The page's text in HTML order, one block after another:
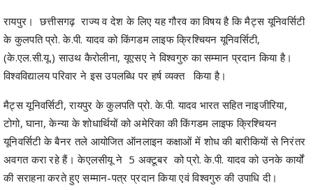
रायपुर। छत्तीसगढ़ राज्य व देश के लिए यह गौरव का विषय है कि मैट्स यूनिवर्सिटी
के कुलपति प्रो. के.पी. यादव को किंगडम लाइफ क्रिश्चियन यूनिवर्सिटी,
(के.एल.सी.यू.) साउथ कैरोलीना, यूएसए ने विश्वगुरु का सम्मान प्रदान किया है।
विश्वविद्यालय परिवार ने इस उपलब्धि पर हर्ष व्यक्त किया है।
मैट्स यूनिवर्सिटी, रायपुर के कुलपति प्रो. के.पी. यादव भारत सहित नाइजीरिया,
टोगो, घाना, केन्या के शोधार्थियों को अमेरिका की किंगडम लाइफ क्रिश्चियन
यूनिवर्सिटी के बैनर तले आयोजित ऑनलाइन कक्षाओं में शोध की बारीकियों से निरंतर
अवगत करा रहे हैं। केएलसीयू ने 5 अक्टूबर को प्रो. के.पी. यादव को उनके कार्यों
की सराहना करते हुए सम्मान-पत्र प्रदान किया एवं विश्वगुरु की उपाधि दी।